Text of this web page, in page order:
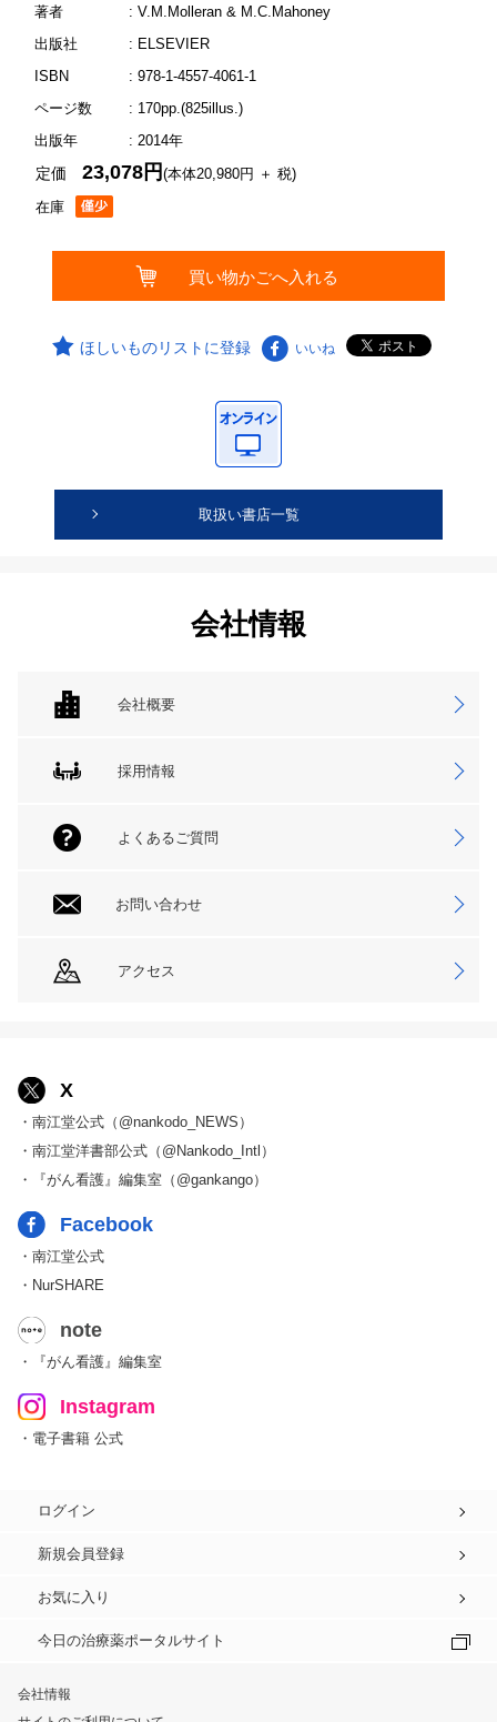
著者
: V.M.Molleran & M.C.Mahoney
出版社
: ELSEVIER
ISBN
: 978-1-4557-4061-1
ページ数
: 170pp.(825illus.)
出版年
: 2014年
在庫
定価23,078円(本体20,980円 ＋ 税)
ほしいものリストに登録 いいね
取扱い書店一覧
会社情報
会社概要
採用情報
よくあるご質問
お問い合わせ
アクセス
X
・南江堂公式（@nankodo_NEWS）
・南江堂洋書部公式（@Nankodo_Intl）
・『がん看護』編集室（@gankango）
Facebook
・南江堂公式
・NurSHARE
note
・『がん看護』編集室
Instagram
・電子書籍 公式
ログイン
新規会員登録
お気に入り
今日の治療薬ポータルサイト
会社情報